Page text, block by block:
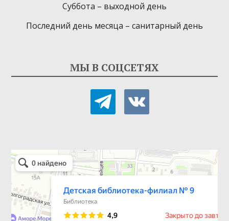
Суббота – выходной день
Последний день месяца – санитарный день
МЫ В СОЦСЕТЯХ
telegramvkontakte
Детская библиотека-филиал № 9
Библиотека в Севастополе